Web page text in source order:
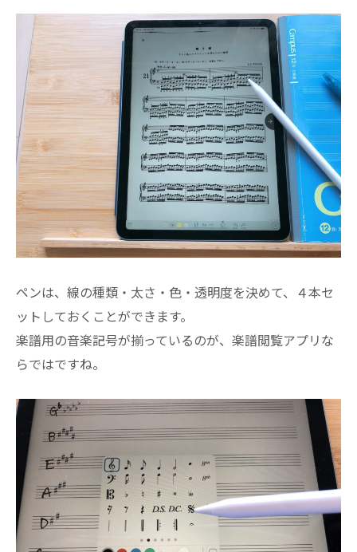
ペンは、線の種類・太さ・色・透明度を決めて、４本セ
ットしておくことができます。
楽譜用の音楽記号が揃っているのが、楽譜閲覧アプリな
らではですね。